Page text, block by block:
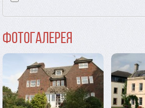
Фотогалерея